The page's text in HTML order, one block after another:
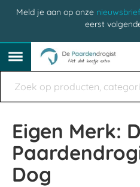
Meld je aan op onze nieuwsbrief
eerst
Eigen Merk:
Dog